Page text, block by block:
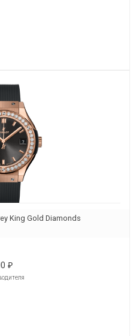
King Gold Diamonds
₽